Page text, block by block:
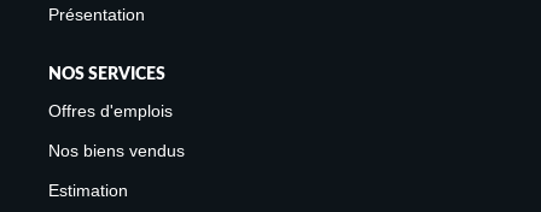
Présentation De L'agence
Présentation
NOS SERVICES
Offres d'emplois
Nos biens vendus
Estimation